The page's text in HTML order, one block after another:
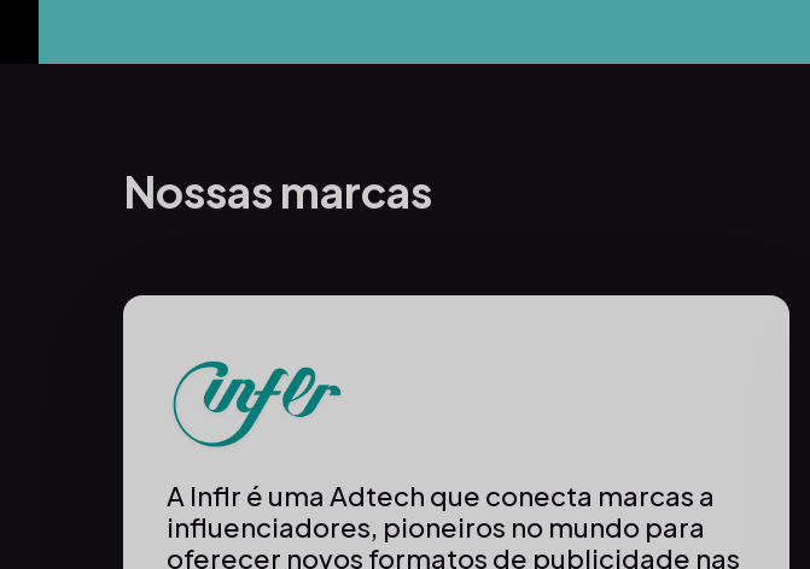
Nossas marcas
A Inflr é uma Adtech que conecta marcas a
influenciadores, pioneiros no mundo para
oferecer novos formatos de publicidade nas